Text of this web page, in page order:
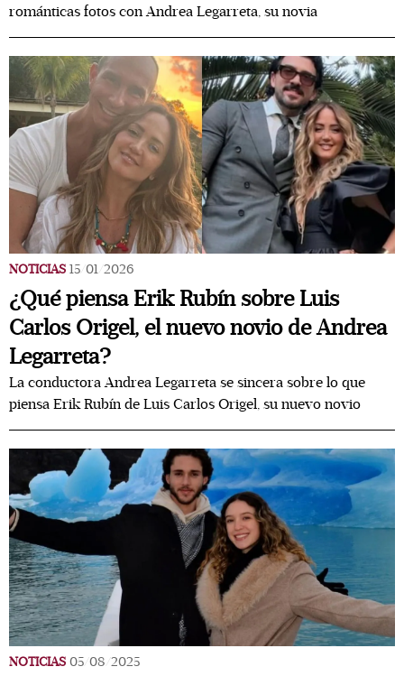
románticas fotos con Andrea Legarreta, su novia
NOTICIAS 15/01/2026
¿Qué piensa Erik Rubín sobre Luis
Carlos Origel, el nuevo novio de Andrea
Legarreta?
La conductora Andrea Legarreta se sincera sobre lo que
piensa Erik Rubín de Luis Carlos Origel, su nuevo novio
NOTICIAS 05/08/2025